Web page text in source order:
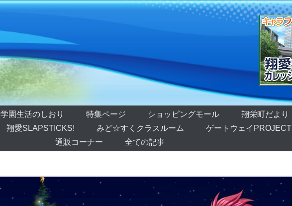
学園生活のしおり 特集ページ ショッピングモール 翔栄町だより
翔愛SLAPSTICKS! みど☆すくクラスルーム ゲートウェイPROJECT
通販コーナー
全ての記事